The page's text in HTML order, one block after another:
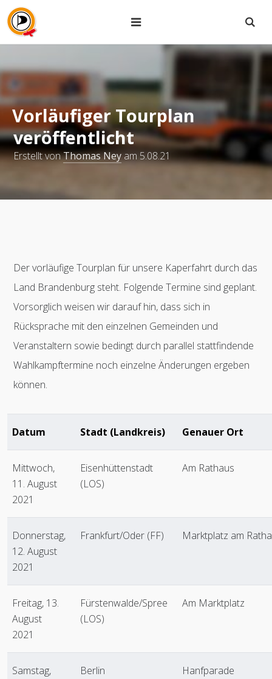
Vorläufiger Tourplan
veröffentlicht
Erstellt vonThomas Neyam 5.08.21
Der vorläufige Tourplan für unsere Kaperfahrt durch das
Land Brandenburg steht. Folgende Termine sind geplant.
Vorsorglich weisen wir darauf hin, dass sich in
Rücksprache mit den einzelnen Gemeinden und
Veranstaltern sowie bedingt durch parallel stattfindende
Wahlkampftermine noch einzelne Änderungen ergeben
können.
Datum Stadt (Landkreis) Genauer Ort
Mittwoch,
11. August
2021
Eisenhüttenstadt
(LOS)
Am Rathaus
Donnerstag,
12. August
2021
Frankfurt/Oder (FF) Marktplatz am
Freitag, 13.
August
2021
Fürstenwalde/Spree
(LOS)
Am Marktplatz
Samstag,
Berlin Hanfparade